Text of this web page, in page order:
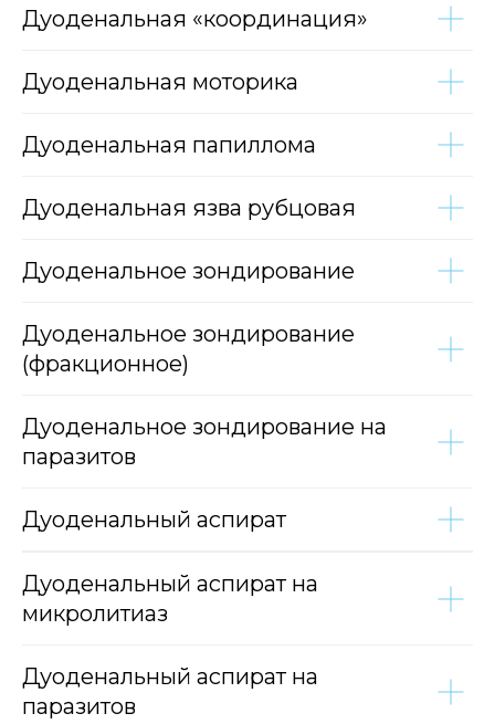
Дуоденальная «координация»
Дуоденальная моторика
Дуоденальная папиллома
Дуоденальная язва рубцовая
Дуоденальное зондирование
Дуоденальное зондирование
(фракционное)
Дуоденальное зондирование на
паразитов
Дуоденальный аспират
Дуоденальный аспират на
микролитиаз
Дуоденальный аспират на
паразитов